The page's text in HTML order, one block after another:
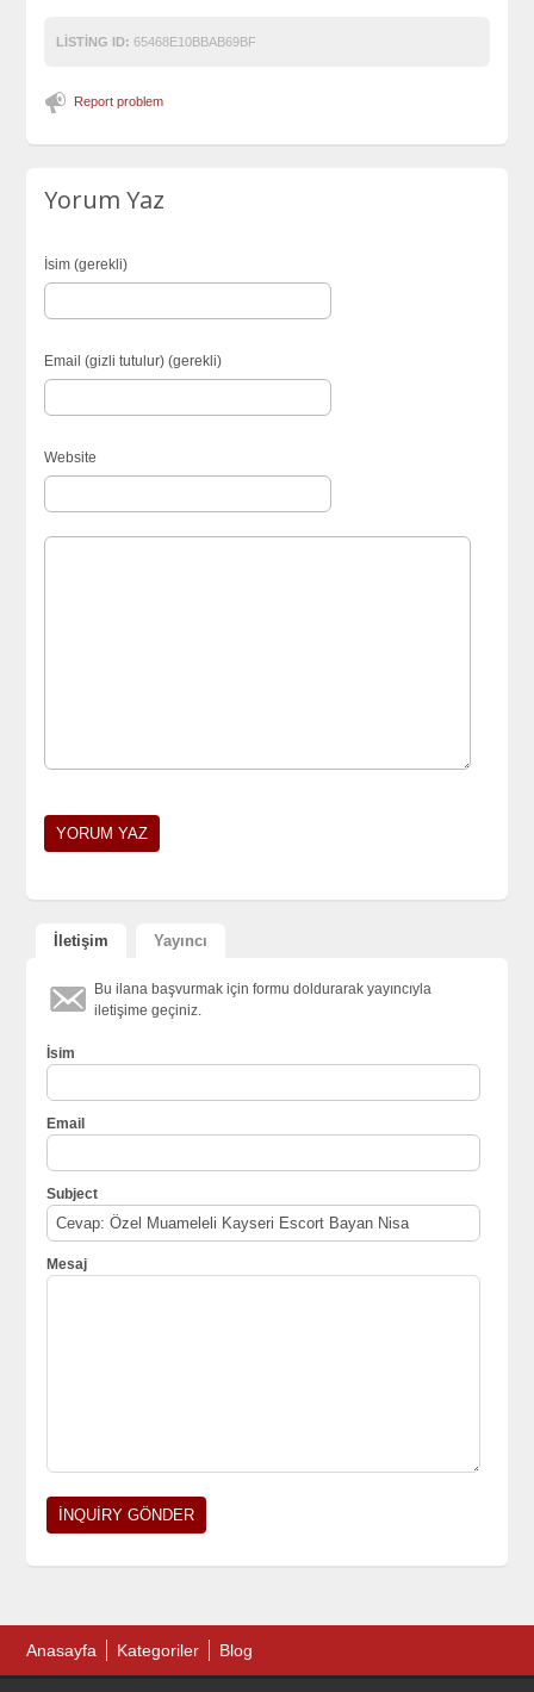
LISTING ID: 65468E10BBAB69BF
Report problem
Yorum Yaz
İsim (gerekli)
Email (gizli tutulur) (gerekli)
Website
İletişim Yayıncı
Bu ilana başvurmak için formu doldurarak yayıncıyla
iletişime geçiniz.
İsim
Email
Subject
Mesaj
Anasayfa Kategoriler Blog